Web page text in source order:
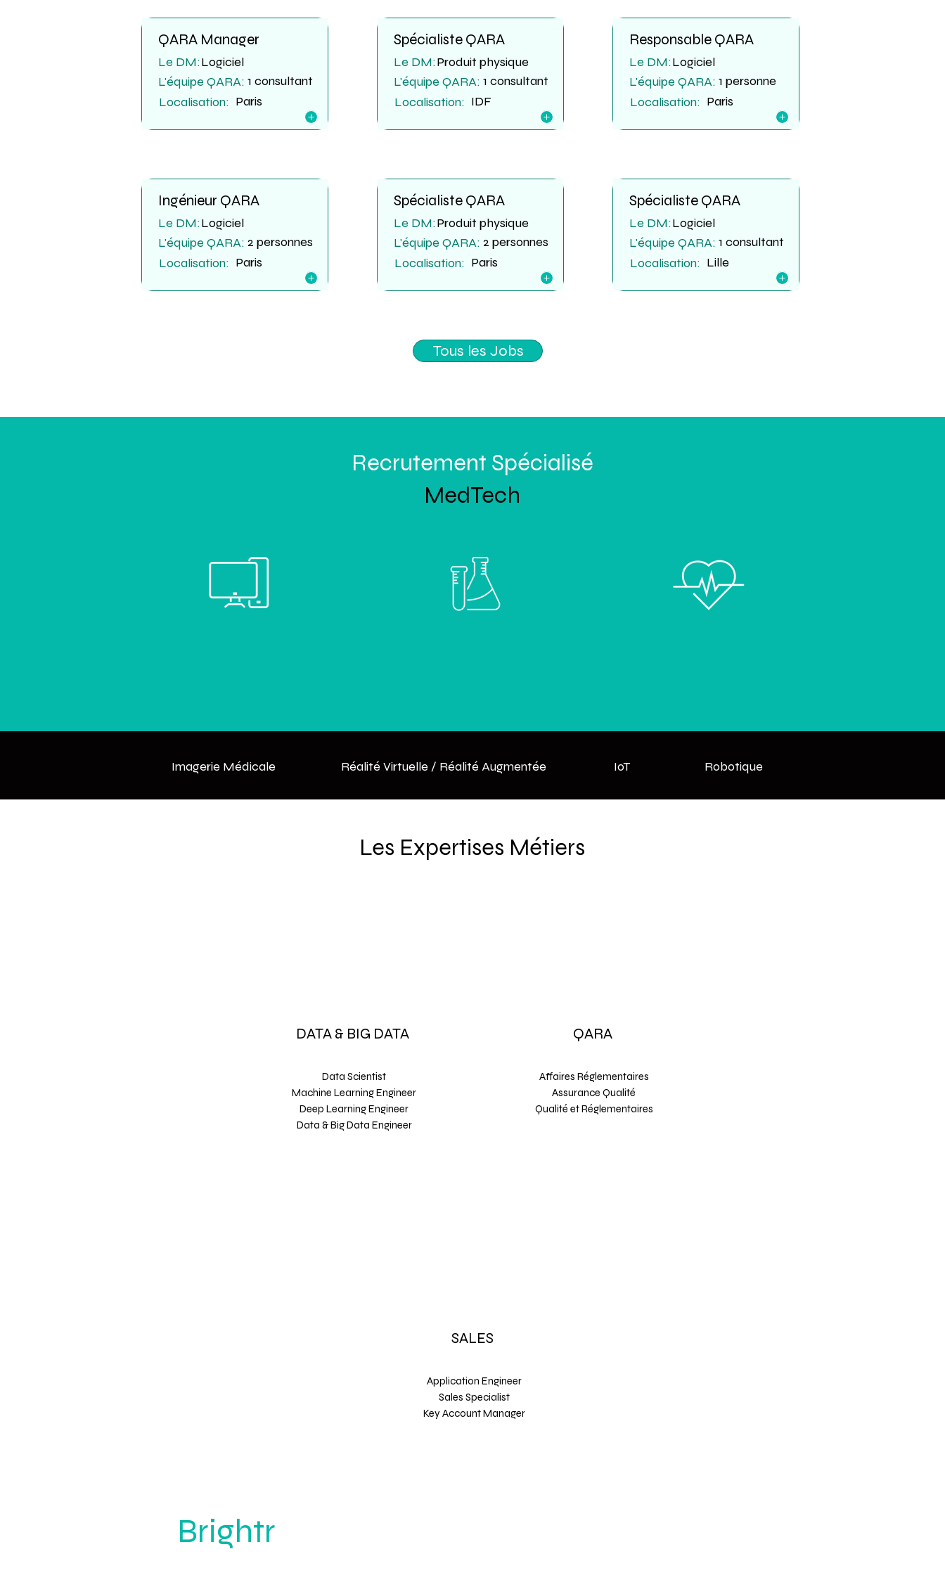
QARA Manager
Le DM:Logiciel
L'équipe QARA: 1 consultant
Localisation: Paris
Ingénieur QARA
Le DM:Logiciel
L'équipe QARA: 2 personnes
Localisation: Paris
Spécialiste QARA
Le DM:Produit physique
L'équipe QARA: 1 consultant
Localisation: IDF
Spécialiste QARA
Le DM:Produit physique
L'équipe QARA: 2 personnes
Localisation: Paris
Responsable QARA
Le DM:Logiciel
L'équipe QARA: 1 personne
Localisation: Paris
Spécialiste QARA
Le DM:Logiciel
L'équipe QARA: 1 consultant
Localisation: Lille
Tous les Jobs
Recrutement Spécialisé
MedTech
Imagerie Médicale Réalité Virtuelle / Réalité Augmentée IoT Robotique
Les Expertises Métiers
DATA & BIG DATA
Data Scientist
Machine Learning Engineer
Deep Learning Engineer
Data & Big Data Engineer
QARA
Affaires Réglementaires
Assurance Qualité
Qualité et Réglementaires
SALES
Application Engineer
Sales Specialist
Key Account Manager
Brightr